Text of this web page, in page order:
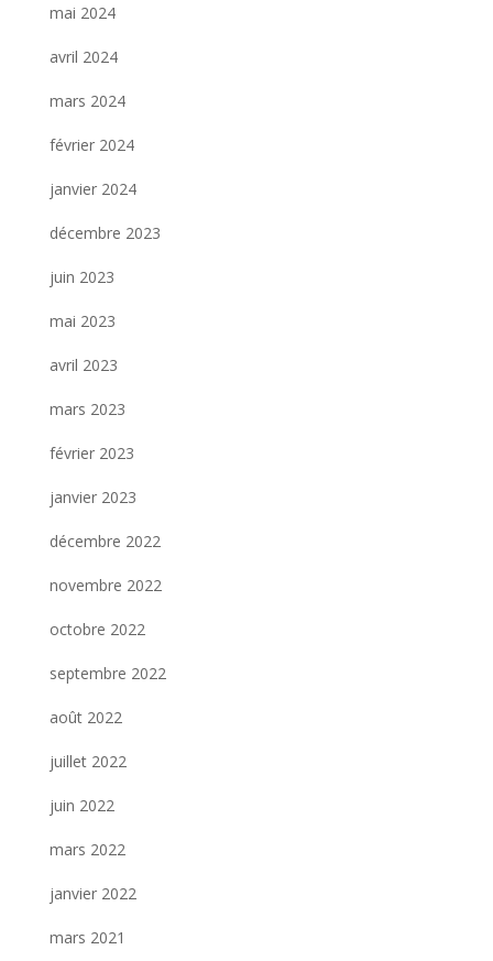
mai 2024
avril 2024
mars 2024
février 2024
janvier 2024
décembre 2023
juin 2023
mai 2023
avril 2023
mars 2023
février 2023
janvier 2023
décembre 2022
novembre 2022
octobre 2022
septembre 2022
août 2022
juillet 2022
juin 2022
mars 2022
janvier 2022
mars 2021